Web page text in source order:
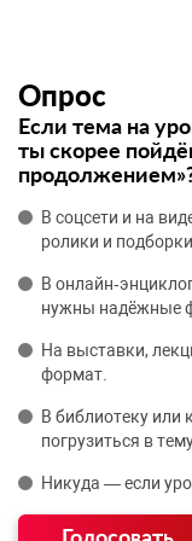
Опрос
Если тема на
ты скорее
В соцсети и на
ролики и подборки.
В
нужны надёжные
На выставки,
формат.
В библиотеку
погрузиться в
Никуда — если